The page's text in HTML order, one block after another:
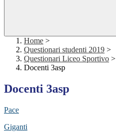
Home >
Questionari studenti 2019 >
Questionari Liceo Sportivo >
Docenti 3asp
Docenti 3asp
Pace
Giganti